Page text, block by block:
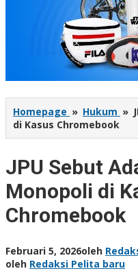
Homepage » Hukum »
di Kasus Chromebook
JPU Sebut
Monopoli di
Chromebook
Februari 5, 2026oleh
oleh Redaksi Pelita baru